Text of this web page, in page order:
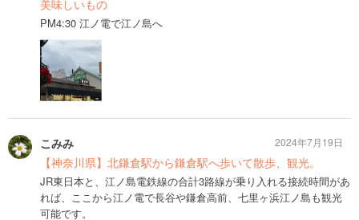
美味しいもの
PM4:30 江ノ電で江ノ島へ
こみみ
【神奈川県】北鎌倉駅から鎌倉駅へ歩いて散歩、観光。
JR東日本と、江ノ島電鉄線の合計3路線が乗り入れる接続時間があ
れば、ここから江ノ電で長谷や鎌倉高前、七里ヶ浜江ノ島も観光
可能です。
2024年7月19日